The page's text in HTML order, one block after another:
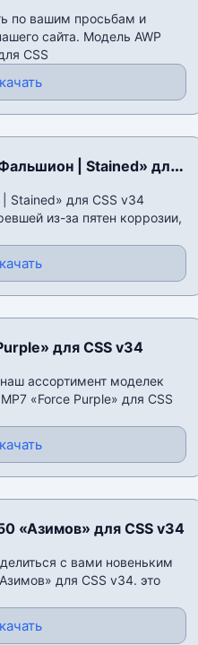
по вашим просьбам и
сайта. Модель AWP
CSS
| Stained» для
для CSS v34
из-за пятен коррозии,
для CSS v34
ассортимент моделек
«Force Purple» для CSS
«Азимов» для CSS v34
с вами новеньким
для CSS v34. это